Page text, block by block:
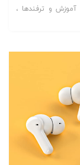
آموزش و ترفندها